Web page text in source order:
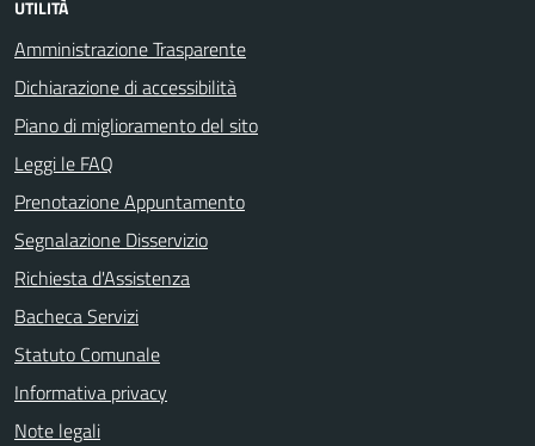
UTILITÀ
Amministrazione Trasparente
Dichiarazione di accessibilità
Piano di miglioramento del sito
Leggi le FAQ
Prenotazione Appuntamento
Segnalazione Disservizio
Richiesta d'Assistenza
Bacheca Servizi
Statuto Comunale
Informativa privacy
Note legali